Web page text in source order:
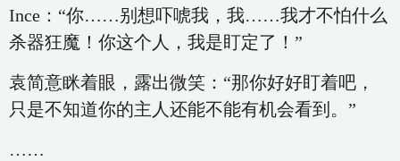
Ince：“你……别想吓唬我，我……我才不怕什么
杀器狂魔！你这个人，我是盯定了！”
袁简意眯着眼，露出微笑：“那你好好盯着吧，
只是不知道你的主人还能不能有机会看到。”
……